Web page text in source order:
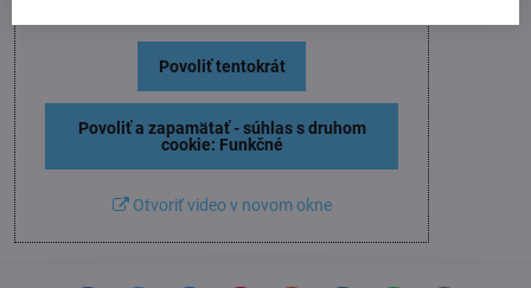
Povoliť tentokrát
Povoliť a zapamätať - súhlas s druhom
cookie: Funkčné
Otvoriť video v novom okne